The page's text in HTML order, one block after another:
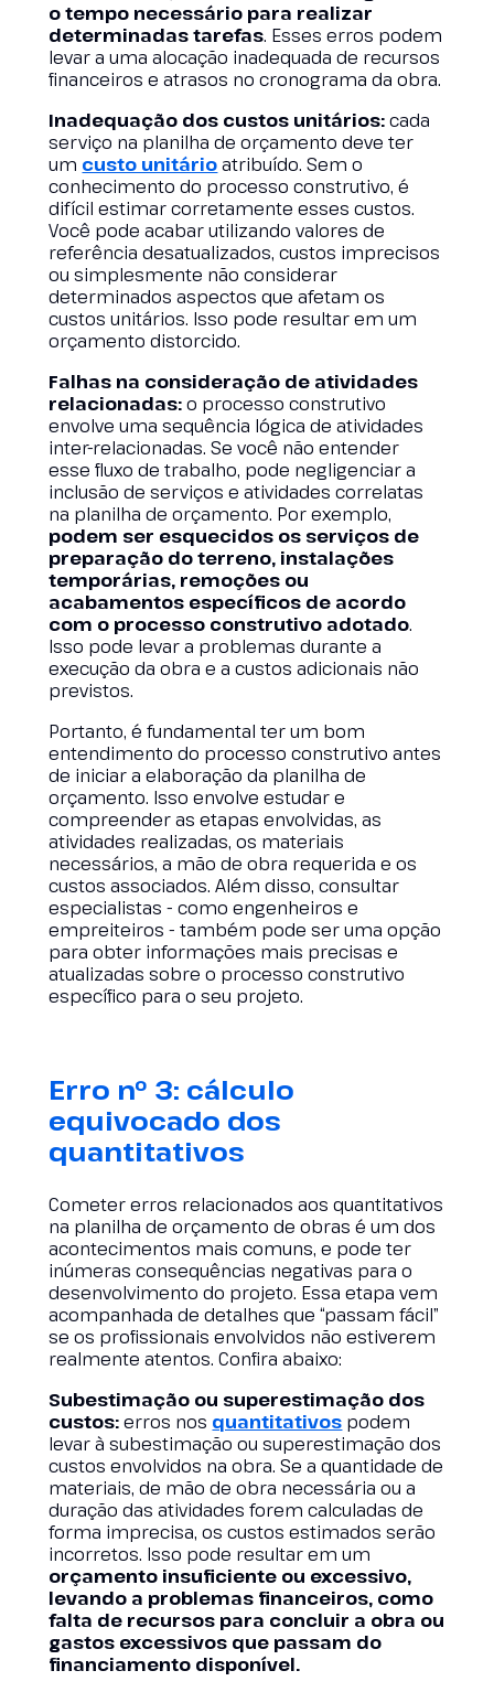
o tempo necessário para realizar
determinadas tarefas. Esses erros podem
levar a uma alocação inadequada de recursos
financeiros e atrasos no cronograma da obra.
Inadequação dos custos unitários:cada
serviço na planilha de orçamento deve ter
um custo unitárioatribuído. Sem o
conhecimento do processo construtivo, é
difícil estimar corretamente esses custos.
Você pode acabar utilizando valores de
referência desatualizados, custos imprecisos
ou simplesmente não considerar
determinados aspectos que afetam os
custos unitários. Isso pode resultar em um
orçamento distorcido.
Falhas na consideração de atividades
relacionadas:o processo construtivo
envolve uma sequência lógica de atividades
inter-relacionadas. Se você não entender
esse fluxo de trabalho, pode negligenciar a
inclusão de serviços e atividades correlatas
na planilha de orçamento. Por exemplo,
podem ser esquecidos os serviços de
preparação do terreno, instalações
temporárias, remoções ou
acabamentos específicos de acordo
com o processo construtivo adotado.
Isso pode levar a problemas durante a
execução da obra e a custos adicionais não
previstos.
Portanto, é fundamental ter um bom
entendimento do processo construtivo antes
de iniciar a elaboração da planilha de
orçamento. Isso envolve estudar e
compreender as etapas envolvidas, as
atividades realizadas, os materiais
necessários, a mão de obra requerida e os
custos associados. Além disso, consultar
especialistas - como engenheiros e
empreiteiros - também pode ser uma opção
para obter informações mais precisas e
atualizadas sobre o processo construtivo
específico para o seu projeto.
Erro nº 3: cálculo
equivocado dos
quantitativos
Cometer erros relacionados aos quantitativos
na planilha de orçamento de obras é um dos
acontecimentos mais comuns, e pode ter
inúmeras consequências negativas para o
desenvolvimento do projeto. Essa etapa vem
acompanhada de detalhes que “passam fácil”
se os profissionais envolvidos não estiverem
realmente atentos. Confira abaixo:
Subestimação ou superestimação dos
custos:erros nos quantitativos podem
levar à subestimação ou superestimação dos
custos envolvidos na obra. Se a quantidade de
materiais, de mão de obra necessária ou a
duração das atividades forem calculadas de
forma imprecisa, os custos estimados serão
incorretos. Isso pode resultar em um
orçamento insuficiente ou excessivo,
levando a problemas financeiros, como
falta de recursos para concluir a obra ou
gastos excessivos que passam do
financiamento disponível.